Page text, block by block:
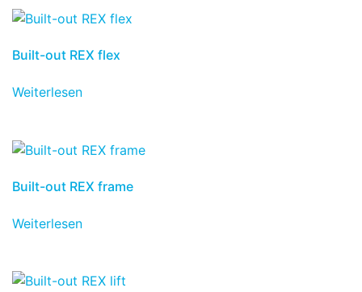
Built-out REX flex
Weiterlesen
Built-out REX frame
Weiterlesen